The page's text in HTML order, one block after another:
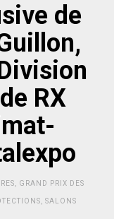
de
RX
GRAND PRIX DES
SALONS